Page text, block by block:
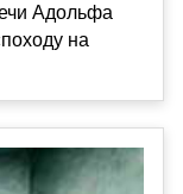
Адольфа
на